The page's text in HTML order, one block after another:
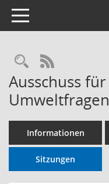
Toggle navigation
RSS-Feed
Ausschuss
Informationen
Sitzungen